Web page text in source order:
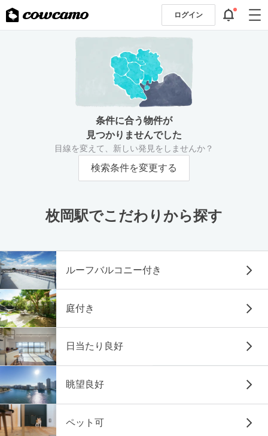
ログイン
条件に合う物件が
見つかりませんでした
目線を変えて、新しい発見をしませんか？
検索条件を変更する
枚岡駅でこだわりから探す
ルーフバルコニー付き
庭付き
日当たり良好
眺望良好
ペット可